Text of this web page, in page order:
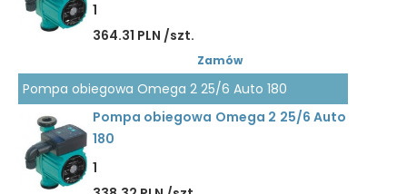
1
364.31 PLN /szt.
Zamów
Pompa obiegowa Omega 2 25/6 Auto 180
Pompa obiegowa Omega 2 25/6 Auto
180
1